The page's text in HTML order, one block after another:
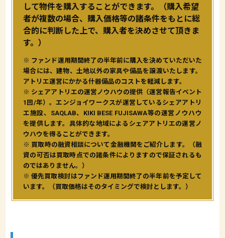
して物件を購入することができます。（購入希望
者が複数の場合、購入価格等の諸条件をもとに総
合的に判断した上で、購入者を決めさせて頂きま
す。）
※ ファンド運用期間終了の半年前に購入を決めていただいた
場合には、建物、土地以外の家具や備品を譲渡いたします。
アトリエ運営にかかる什器備品のコストを軽減します。
※ シェアアトリエの運営ノウハウの提供（運営報告イベント
1回/年）。エンジョイワークスが運営しているシェアアトリ
エ施設、SAQLAB、KIKI BESE FUJISAWA等の運営ノウハウ
を提供します。具体的な地域によるシェアアトリエの運営ノ
ウハウを得ることができます。
※ 買取時の融資相談について金融機関をご紹介します。（融
資の可否は買取時点での諸条件によりますので保証されるも
のではありません。）
※ 優先買取検討はファンド運用期間終了の半年前を予定して
います。（買取価格はそのタイミングで検討とします。）